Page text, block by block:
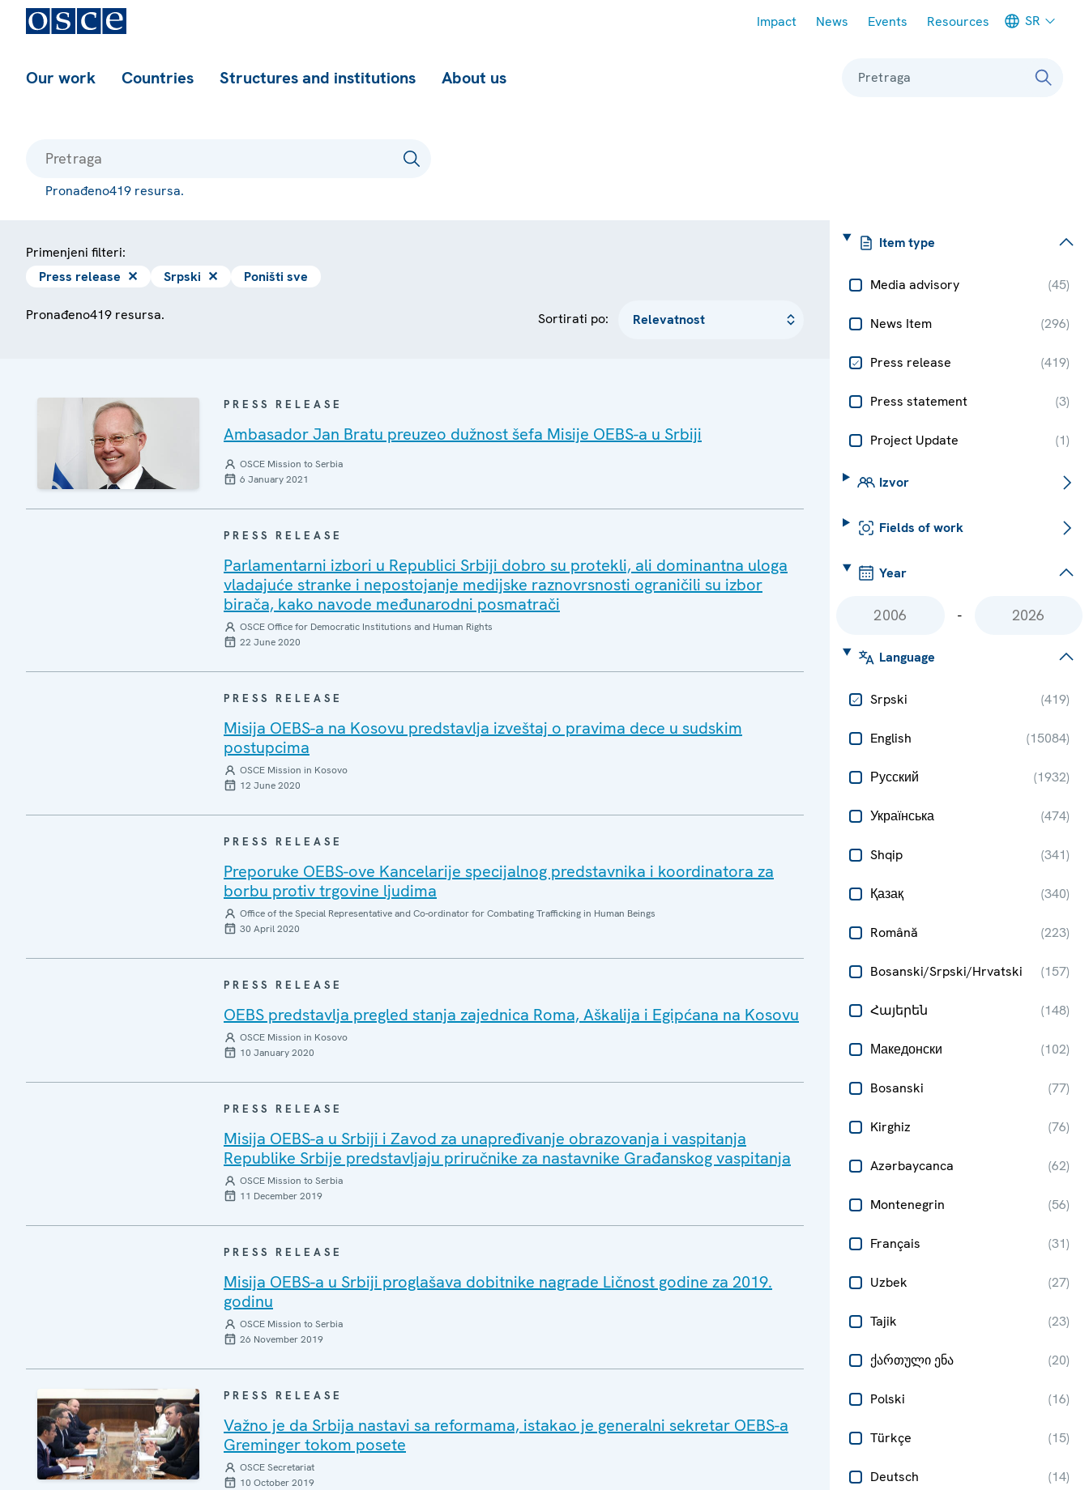
Impact News Events Resources SR
Our work Countries Structures and institutions About us Pretraga
Pronađeno419 resursa.
Item type
Media advisory (45)
News Item (296)
Press release (419)
Press statement (3)
Project Update (1)
Izvor
Fields of work
Year
-
Language
Srpski (419)
English (15084)
Русский (1932)
Українська (474)
Shqip (341)
Қазақ (340)
Română (223)
Bosanski/Srpski/Hrvatski (157)
Հայերեն (148)
Македонски (102)
Bosanski (77)
Kirghiz (76)
Azərbaycanca (62)
Montenegrin (56)
Français (31)
Uzbek (27)
Tajik (23)
ქართული ენა (20)
Polski (16)
Türkçe (15)
Deutsch (14)
Primenjeni filteri:
Press release ✕ Srpski ✕ Poništi sve
Pronađeno419 resursa. Sortirati po:
PRESS RELEASE
Ambasador Jan Bratu preuzeo dužnost šefa Misije OEBS-a u Srbiji
OSCE Mission to Serbia
6 January 2021
PRESS RELEASE
Parlamentarni izbori u Republici Srbiji dobro su protekli, ali dominantna uloga
vladajuće stranke i nepostojanje medijske raznovrsnosti ograničili su izbor
birača, kako navode međunarodni posmatrači
OSCE Office for Democratic Institutions and Human Rights
22 June 2020
PRESS RELEASE
Misija OEBS-a na Kosovu predstavlja izveštaj o pravima dece u sudskim
postupcima
OSCE Mission in Kosovo
12 June 2020
PRESS RELEASE
Preporuke OEBS-ove Kancelarije specijalnog predstavnika i koordinatora za
borbu protiv trgovine ljudima
Office of the Special Representative and Co-ordinator for Combating Trafficking in Human Beings
30 April 2020
PRESS RELEASE
OEBS predstavlja pregled stanja zajednica Roma, Aškalija i Egipćana na Kosovu
OSCE Mission in Kosovo
10 January 2020
PRESS RELEASE
Misija OEBS-a u Srbiji i Zavod za unapređivanje obrazovanja i vaspitanja
Republike Srbije predstavljaju priručnike za nastavnike Građanskog vaspitanja
OSCE Mission to Serbia
11 December 2019
PRESS RELEASE
Misija OEBS-a u Srbiji proglašava dobitnike nagrade Ličnost godine za 2019.
godinu
OSCE Mission to Serbia
26 November 2019
PRESS RELEASE
Važno je da Srbija nastavi sa reformama, istakao je generalni sekretar OEBS-a
Greminger tokom posete
OSCE Secretariat
10 October 2019